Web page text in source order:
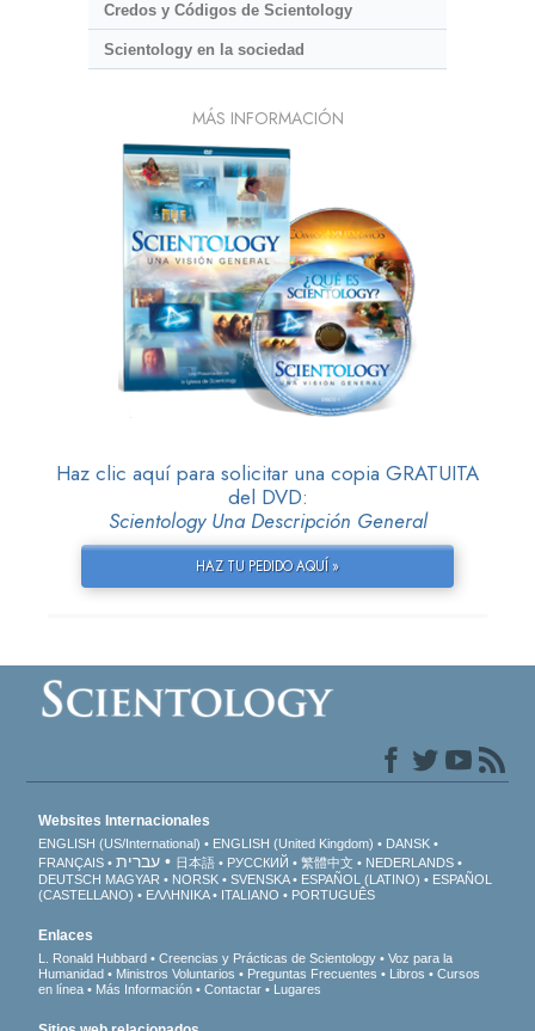
Credos y Códigos de Scientology
Scientology en la sociedad
MÁS INFORMACIÓN
Haz clic aquí para solicitar una copia GRATUITA
del DVD:
Scientology Una Descripción General
HAZ TU PEDIDO AQUÍ »
Websites Internacionales
ENGLISH (US/International) ENGLISH (United Kingdom)
DANSK
FRANÇAIS
עברית 日本語 РУССКИЙ 繁體中文
NEDERLANDS
DEUTSCH MAGYAR NORSK SVENSKA ESPAÑOL (LATINO)
ESPAÑOL
(CASTELLANO)
ΕΛΛΗΝΙΚA ITALIANO PORTUGUÊS
Enlaces
L. Ronald Hubbard Creencias y Prácticas de Scientology
Voz para la
Humanidad
Ministros Voluntarios Preguntas Frecuentes Libros
Cursos
en línea
Más Información Contactar Lugares